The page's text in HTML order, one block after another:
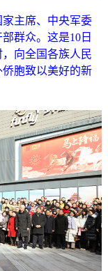
主席、中央军委
群众。这是10日
，向全国各族人民
胞致以美好的新